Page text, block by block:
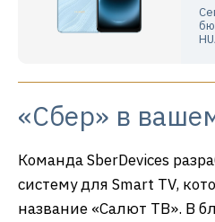
«Сбер» в
Команда SberDevices
систему для Smart TV,
название «Салют ТВ». В